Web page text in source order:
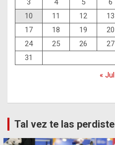
3
4 5 6
10
11 12 13
17
18 19 20
24
25 26 27
31
« Jul
Tal vez te las perdiste